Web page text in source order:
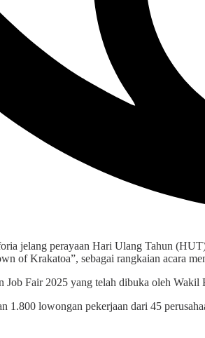
jelang perayaan Hari Ulang Tahun
of Krakatoa”, sebagai rangkaian acara
Job Fair 2025 yang telah dibuka oleh
1.800 lowongan pekerjaan dari 45